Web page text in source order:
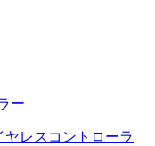
ー
レスコントローラ